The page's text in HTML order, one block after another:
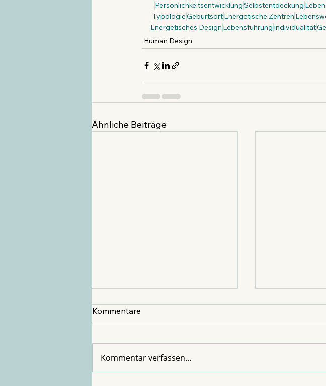
PersönlichkeitsentwicklungSelbstentdeckung
TypologieGeburtsortEnergetische Zentren
Energetisches Design Lebensführung Individualität
Human Design
Ähnliche Beiträge
Kommentare
Kommentar verfassen...